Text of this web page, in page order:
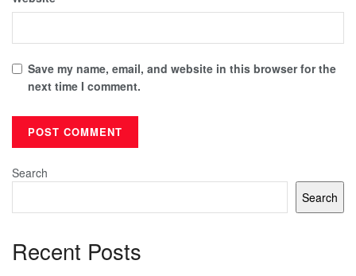
Save my name, email, and website in this browser for the
next time I comment.
Search
Search
Recent Posts